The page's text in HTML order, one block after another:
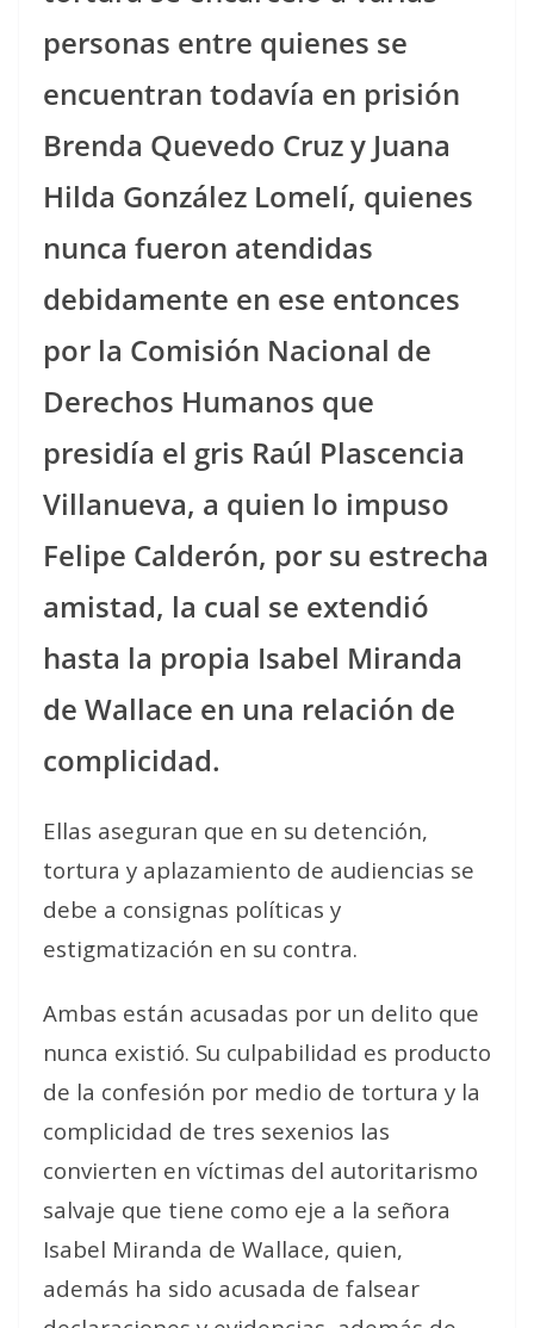
personas entre quienes se
encuentran todavía en prisión
Brenda Quevedo Cruz y Juana
Hilda González Lomelí, quienes
nunca fueron atendidas
debidamente en ese entonces
por la Comisión Nacional de
Derechos Humanos que
presidía el gris Raúl Plascencia
Villanueva, a quien lo impuso
Felipe Calderón, por su estrecha
amistad, la cual se extendió
hasta la propia Isabel Miranda
de Wallace en una relación de
complicidad.
Ellas aseguran que en su detención,
tortura y aplazamiento de audiencias se
debe a consignas políticas y
estigmatización en su contra.
Ambas están acusadas por un delito que
nunca existió. Su culpabilidad es producto
de la confesión por medio de tortura y la
complicidad de tres sexenios las
convierten en víctimas del autoritarismo
salvaje que tiene como eje a la señora
Isabel Miranda de Wallace, quien,
además ha sido acusada de falsear